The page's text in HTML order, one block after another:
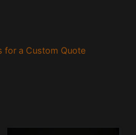
for a Custom Quote